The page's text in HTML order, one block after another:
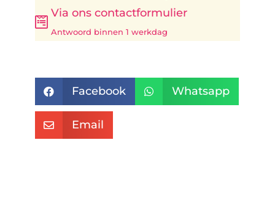

Via ons contactformulier
Antwoord binnen 1 werkdag
 Facebook  Whatsapp
 Email